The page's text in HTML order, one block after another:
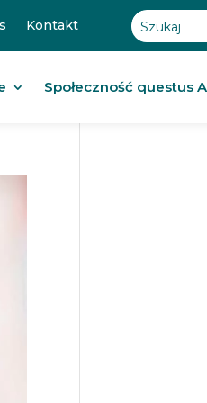
Kontakt
Społeczność questus